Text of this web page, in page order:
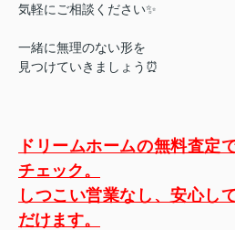
気軽にご相談ください✨
一緒に無理のない形を
見つけていきましょう⏰
ドリームホームの無料査定
チェック。
しつこい営業なし、安心し
だけます。